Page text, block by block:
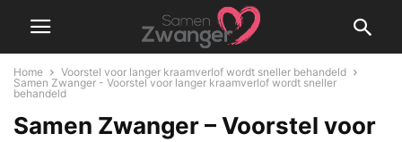
Home
Voorstel voor langer kraamverlof wordt sneller behandeld
Samen Zwanger - Voorstel voor langer kraamverlof wordt sneller
behandeld
Samen Zwanger – Voorstel voor